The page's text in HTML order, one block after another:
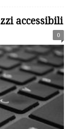
accessibili
0